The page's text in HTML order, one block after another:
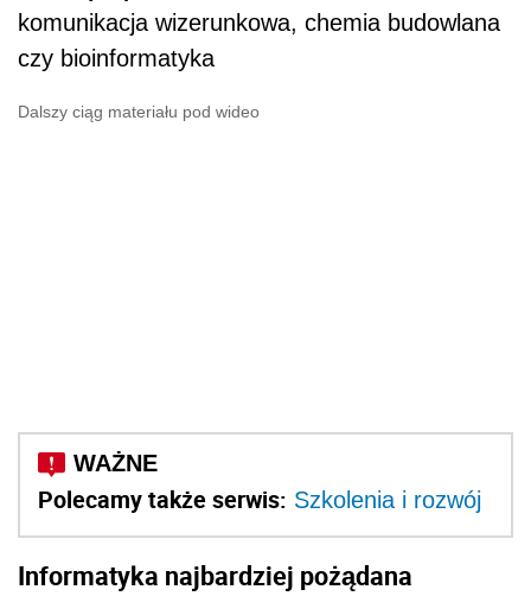
komunikacja wizerunkowa, chemia budowlana
czy bioinformatyka
Dalszy ciąg materiału pod wideo
Polecamy także serwis: Szkolenia i rozwój
Informatyka najbardziej pożądana